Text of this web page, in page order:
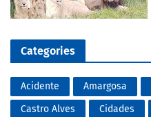
Categories
Acidente Amargosa
Castro Alves
Cidades